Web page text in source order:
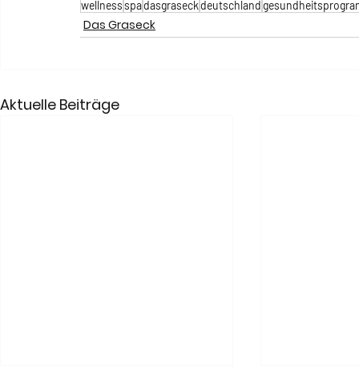
wellnessspadasgraseckdeutschland
Das Graseck
Aktuelle Beiträge